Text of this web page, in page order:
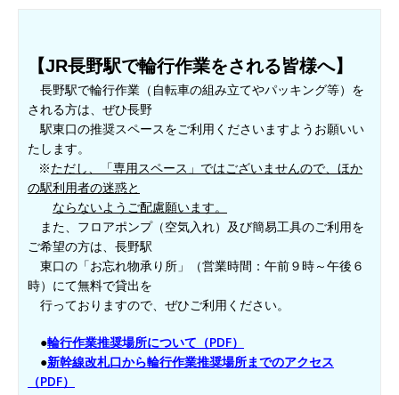
【JR長野駅で輪行作業をされる皆様へ】
長野駅で輪行作業（自転車の組み立てやパッキング等）を
される方は、ぜひ長野
駅東口の推奨スペースをご利用くださいますようお願いい
たします。
※ただし、「専用スペース」ではございませんので、ほか
の駅利用者の迷惑と
ならないようご配慮願います。
また、フロアポンプ（空気入れ）及び簡易工具のご利用を
ご希望の方は、長野駅
東口の「お忘れ物承り所」（営業時間：午前９時～午後６
時）にて無料で貸出を
行っておりますので、ぜひご利用ください。
●輪行作業推奨場所について（PDF）
●新幹線改札口から輪行作業推奨場所までのアクセス​
（PDF）